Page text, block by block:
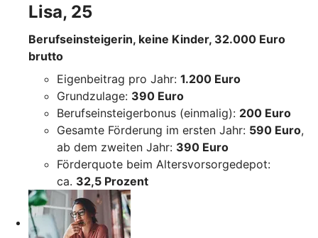
Lisa, 25
Berufseinsteigerin, keine Kinder, 32.000 Euro
brutto
Eigenbeitrag pro Jahr: 1.200 Euro
Grundzulage: 390 Euro
Berufseinsteigerbonus (einmalig): 200 Euro
Gesamte Förderung im ersten Jahr: 590 Euro,
ab dem zweiten Jahr: 390 Euro
Förderquote beim Altersvorsorgedepot:
ca. 32,5 Prozent